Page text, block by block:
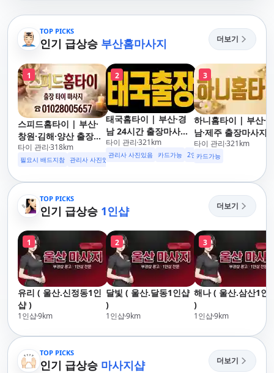
TOP PICKS
인기 급상승 부산홈마사지 더보기
1
스피드홈타이 | 부산·
창원·김해·양산 출장마
사지 홈케어 24시 카드
가능 해운대,사상,광안
지,민락,수영,동래,남
산,구서,연산,서면,재
송,센텀,송도,자갈치,하
동,마린시티,송정,기장,
정관,일광,망미,토곡,시
청,양정,초량,사직,온
천,미남,만덕,괴정,학
장,금사,서동,반여,반
송,명륜,남천,대연,문
현,부전,개금,가야,주
례,괘법,학장,강서,신
마사지 홈케어 홈타이
타이 관리 318km
필요시 배드지참 관리사 사진있음
2
태국홈타이 | 부산·경
남 24시간 출장마사지
후불제/해운대,사상,광
안리,남포동,구포,덕천,
산,구서,연산,서면,재
단,다대포,범일,범천,우
동,마린시티,송정,기장,
정관,일광,망미,토곡,시
청,양정,초량,사직,온
천,미남,만덕,괴정,학
장,금사,서동,반여,반
송,명륜,남천,대연,문
현,부전,개금,가야,주
례,괘법,학장,강서,신
호,서구,암남
타이 관리 321km
관리사 사진있음 카드가능 2인이상 할인
3
하니홈타이 | 부산·경
남·제주 출장마사지
이·아로마 전문
타이 관리 321km
카드가능
TOP PICKS
인기 급상승 1인샵 더보기
1
유리 ( 울산.신정동1인
샵 )
1인샵9km
2
달빛 ( 울산.달동1인샵
)
1인샵9km
3
해나 ( 울산.삼산1인
)
1인샵9km
TOP PICKS
인기 급상승 마사지샵 더보기